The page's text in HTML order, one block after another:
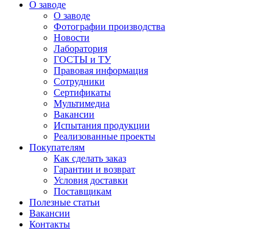
О заводе
О заводе
Фотографии производства
Новости
Лаборатория
ГОСТЫ и ТУ
Правовая информация
Сотрудники
Сертификаты
Мультимедиа
Вакансии
Испытания продукции
Реализованные проекты
Покупателям
Как сделать заказ
Гарантии и возврат
Условия доставки
Поставщикам
Полезные статьи
Вакансии
Контакты